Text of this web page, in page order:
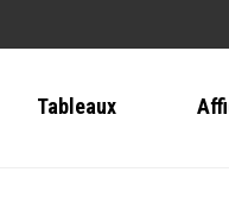
Tableaux